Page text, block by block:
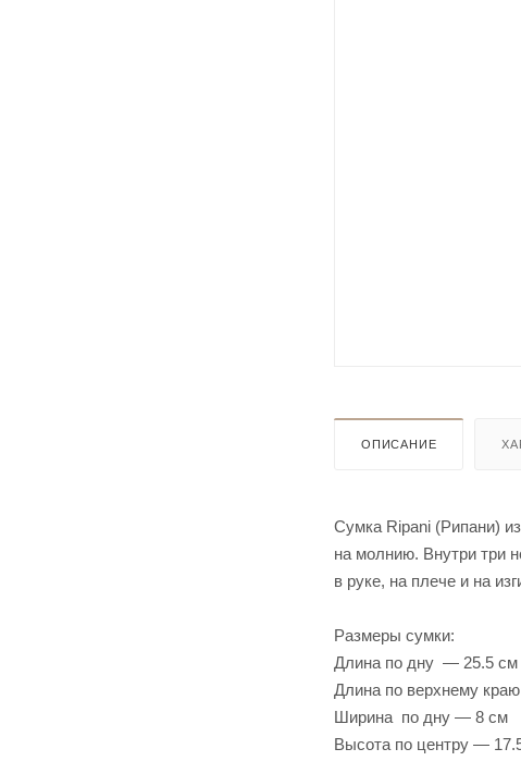
ОПИСАНИЕ
Сумка Ripani (Рипани)
на молнию. Внутри три
в руке, на плече и на
Размеры сумки:
Длина по дну — 25.5 см
Длина по верхнему
Ширина по дну — 8 см
Высота по центру —